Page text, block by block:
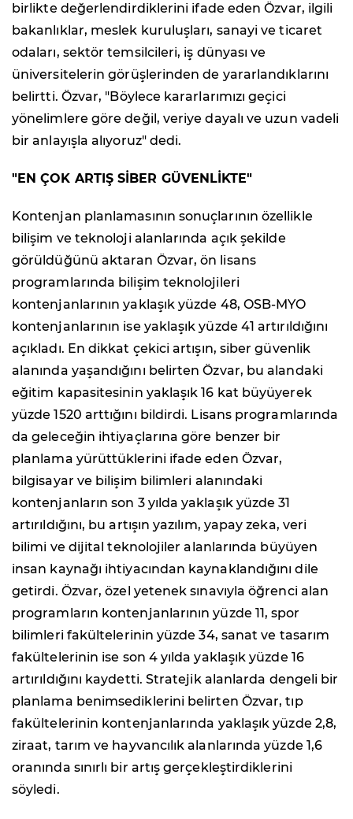
birlikte değerlendirdiklerini ifade eden Özvar, ilgili
bakanlıklar, meslek kuruluşları, sanayi ve ticaret
odaları, sektör temsilcileri, iş dünyası ve
üniversitelerin görüşlerinden de yararlandıklarını
belirtti. Özvar, "Böylece kararlarımızı geçici
yönelimlere göre değil, veriye dayalı ve uzun vadeli
bir anlayışla alıyoruz" dedi.
"EN ÇOK ARTIŞ SİBER GÜVENLİKTE"
Kontenjan planlamasının sonuçlarının özellikle
bilişim ve teknoloji alanlarında açık şekilde
görüldüğünü aktaran Özvar, ön lisans
programlarında bilişim teknolojileri
kontenjanlarının yaklaşık yüzde 48, OSB-MYO
kontenjanlarının ise yaklaşık yüzde 41 artırıldığını
açıkladı. En dikkat çekici artışın, siber güvenlik
alanında yaşandığını belirten Özvar, bu alandaki
eğitim kapasitesinin yaklaşık 16 kat büyüyerek
yüzde 1520 arttığını bildirdi. Lisans programlarında
da geleceğin ihtiyaçlarına göre benzer bir
planlama yürüttüklerini ifade eden Özvar,
bilgisayar ve bilişim bilimleri alanındaki
kontenjanların son 3 yılda yaklaşık yüzde 31
artırıldığını, bu artışın yazılım, yapay zeka, veri
bilimi ve dijital teknolojiler alanlarında büyüyen
insan kaynağı ihtiyacından kaynaklandığını dile
getirdi. Özvar, özel yetenek sınavıyla öğrenci alan
programların kontenjanlarının yüzde 11, spor
bilimleri fakültelerinin yüzde 34, sanat ve tasarım
fakültelerinin ise son 4 yılda yaklaşık yüzde 16
artırıldığını kaydetti. Stratejik alanlarda dengeli bir
planlama benimsediklerini belirten Özvar, tıp
fakültelerinin kontenjanlarında yaklaşık yüzde 2,8,
ziraat, tarım ve hayvancılık alanlarında yüzde 1,6
oranında sınırlı bir artış gerçekleştirdiklerini
söyledi.